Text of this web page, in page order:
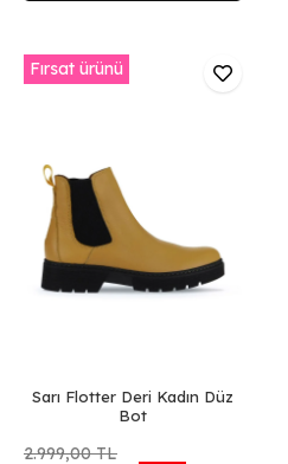
Fırsat ürünü
Sarı Flotter Deri Kadın Düz
Bot
2.999,00 TL